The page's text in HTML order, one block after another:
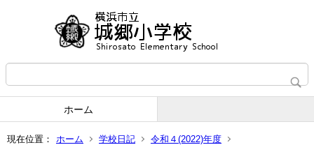
ホーム
現在位置： ホーム 学校日記
令和４(2022)年度